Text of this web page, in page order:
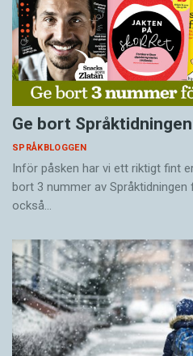
Ge bort
SPRÅKBLOGGEN
Inför påsken har vi ett riktigt fint
bort 3 nummer av
också…